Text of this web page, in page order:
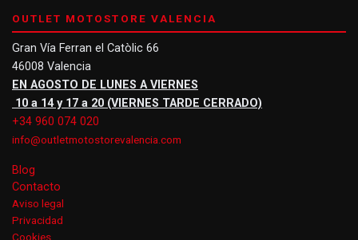
OUTLET MOTOSTORE VALENCIA
Gran Vía Ferran el Catòlic 66
46008 Valencia
EN AGOSTO DE LUNES A VIERNES
10 a 14 y 17 a 20 (VIERNES TARDE CERRADO)
+34 960 074 020
info@outletmotostorevalencia.com
Blog
Contacto
Aviso legal
Privacidad
Cookies